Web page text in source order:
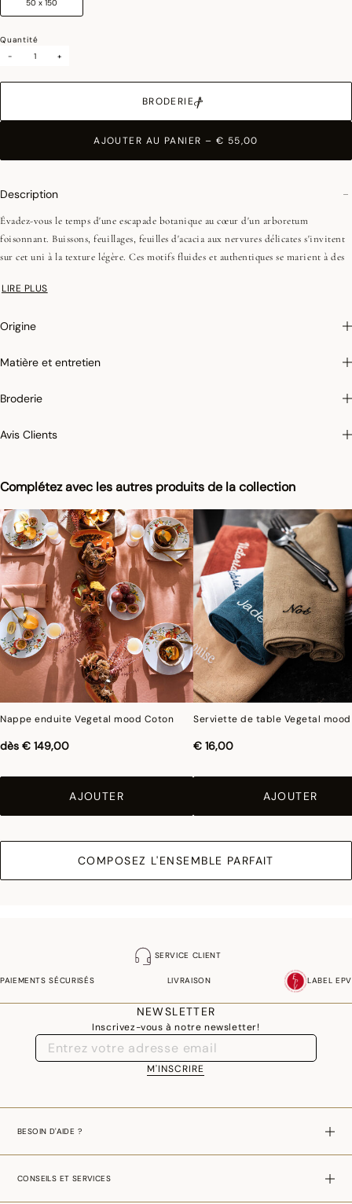
50 x 150
Quantité
-
+
BRODERIE
AJOUTER AU PANIER – € 55,00
Complétez avec les autres produits de la collection
Nappe enduite Vegetal mood Coton
dès € 149,00
AJOUTER
Serviette de table Vegetal
€ 16,00
AJOUTER
COMPOSEZ L'ENSEMBLE PARFAIT
Description
Évadez-vous le temps d'une escapade botanique au cœur d'un arboretum
foisonnant. Buissons, feuillages, feuilles d'acacia aux nervures délicates s'invitent
sur cet uni à la texture légère. Ces motifs fluides et authentiques se marient à des
•Tissage Jacquard (chaîne et trame couleurs)
dresser une table à la fois élégante, moderne et décontractée.
Photographies :
les photographies sont les plus fidèles possibles mais ne peuvent
Pour limiter le rétrécissement du coton au lavage, Le Jacquard Français applique
le traitement spécifique Irretrex qui minimiser les réactions des fibres de coton
naturel au lavage. Notre coton reste stable dans le temps et nos tissus conservent
leurs proportions au fil du temps pour vous donner entière satisfaction.
LIRE PLUS
Origine
Matière et entretien
Broderie
Avis Clients
SERVICE CLIENT
PAIEMENTS SÉCURISÉS LIVRAISON LABEL EPV
NEWSLETTER
Inscrivez-vous à notre newsletter!
M'INSCRIRE
BESOIN D'AIDE ?
CONSEILS ET SERVICES